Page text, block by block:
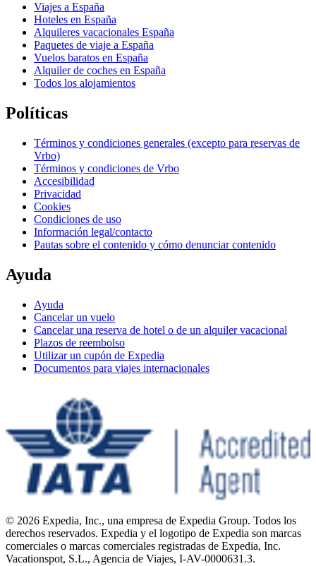
Viajes a España
Hoteles en España
Alquileres vacacionales España
Paquetes de viaje a España
Vuelos baratos en España
Alquiler de coches en España
Todos los alojamientos
Políticas
Términos y condiciones generales (excepto para reservas de
Vrbo)
Términos y condiciones de Vrbo
Accesibilidad
Privacidad
Cookies
Condiciones de uso
Información legal/contacto
Pautas sobre el contenido y cómo denunciar contenido
Ayuda
Ayuda
Cancelar un vuelo
Cancelar una reserva de hotel o de un alquiler vacacional
Plazos de reembolso
Utilizar un cupón de Expedia
Documentos para viajes internacionales
© 2026 Expedia, Inc., una empresa de Expedia Group. Todos los
derechos reservados. Expedia y el logotipo de Expedia son marcas
comerciales o marcas comerciales registradas de Expedia, Inc.
Vacationspot, S.L., Agencia de Viajes, I-AV-0000631.3.